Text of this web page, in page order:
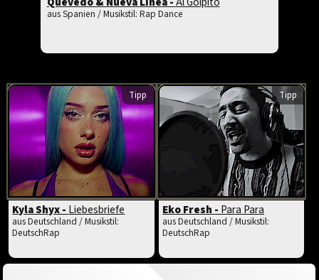
aus Spanien / Musikstil: Rap Dance
Tipp
Kyla Shyx - Liebesbriefe
aus Deutschland / Musikstil:
DeutschRap
Tipp
Eko Fresh - Para Para
aus Deutschland / Musikstil:
DeutschRap